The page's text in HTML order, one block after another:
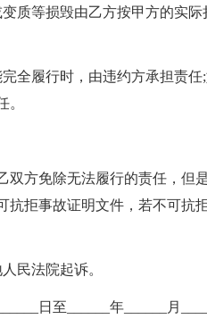
质等损毁由乙方按甲方的实
全履行时，由违约方承担责任
。
双方免除无法履行的责任，但
抗拒事故证明文件，若不可抗
民法院起诉。
日至______年______月